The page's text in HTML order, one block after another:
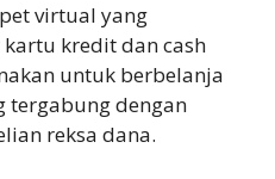
virtual yang
kredit dan cash
untuk berbelanja
tergabung dengan
reksa dana.